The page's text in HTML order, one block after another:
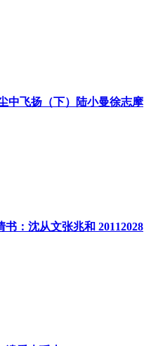
中飞扬（下）陆小曼徐志摩
：沈从文张兆和 20112028